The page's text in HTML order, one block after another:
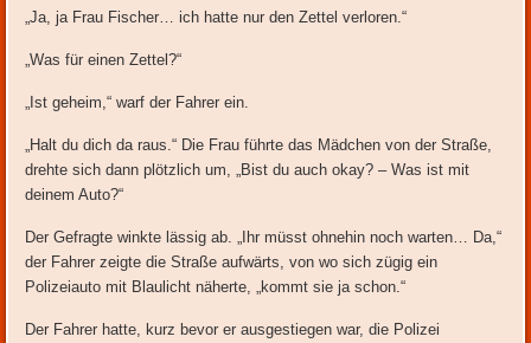
„Ja, ja Frau Fischer… ich hatte nur den Zettel verloren.“
„Was für einen Zettel?“
„Ist geheim,“ warf der Fahrer ein.
„Halt du dich da raus.“ Die Frau führte das Mädchen von der Straße,
drehte sich dann plötzlich um, „Bist du auch okay? – Was ist mit
deinem Auto?“
Der Gefragte winkte lässig ab. „Ihr müsst ohnehin noch warten… Da,“
der Fahrer zeigte die Straße aufwärts, von wo sich zügig ein
Polizeiauto mit Blaulicht näherte, „kommt sie ja schon.“
Der Fahrer hatte, kurz bevor er ausgestiegen war, die Polizei